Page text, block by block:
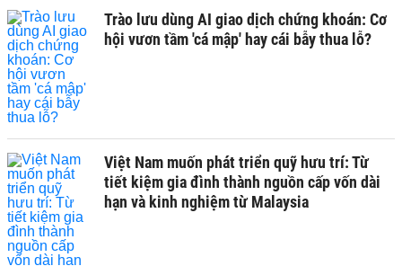
Trào lưu dùng AI giao dịch chứng khoán: Cơ
hội vươn tầm 'cá mập' hay cái bẫy thua lỗ?
Việt Nam muốn phát triển quỹ hưu trí: Từ
tiết kiệm gia đình thành nguồn cấp vốn dài
hạn và kinh nghiệm từ Malaysia